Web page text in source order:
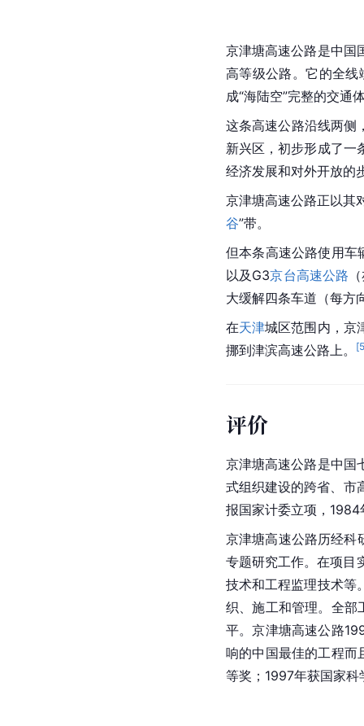
京津塘高速公路是中国
高等级公路。它的全线
成“海陆空”完整的交通
这条高速公路沿线两侧
新兴区，初步形成了一
经济发展和对外开放的
京津塘高速公路正以其
谷”带。
但本条高速公路使用车
以及G3京台高速公路
大缓解四条车道（每方
在天津城区范围内，京
挪到津滨高速公路上。
[
评价
京津塘高速公路是中国
式组织建设的跨省、市
报国家计委立项，
京津塘高速公路历经科
专题研究工作。在项目
技术和工程监理技术等
织、施工和管理。全部
平。京津塘高速公路
响的中国最佳的工程而
等奖 ；1997年获国家